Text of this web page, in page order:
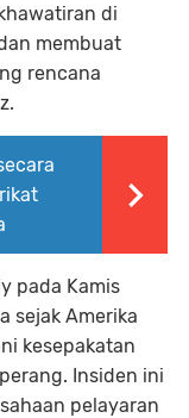
di
membuat
rencana
pada Kamis
sejak Amerika
kesepakatan
Insiden ini
pelayaran